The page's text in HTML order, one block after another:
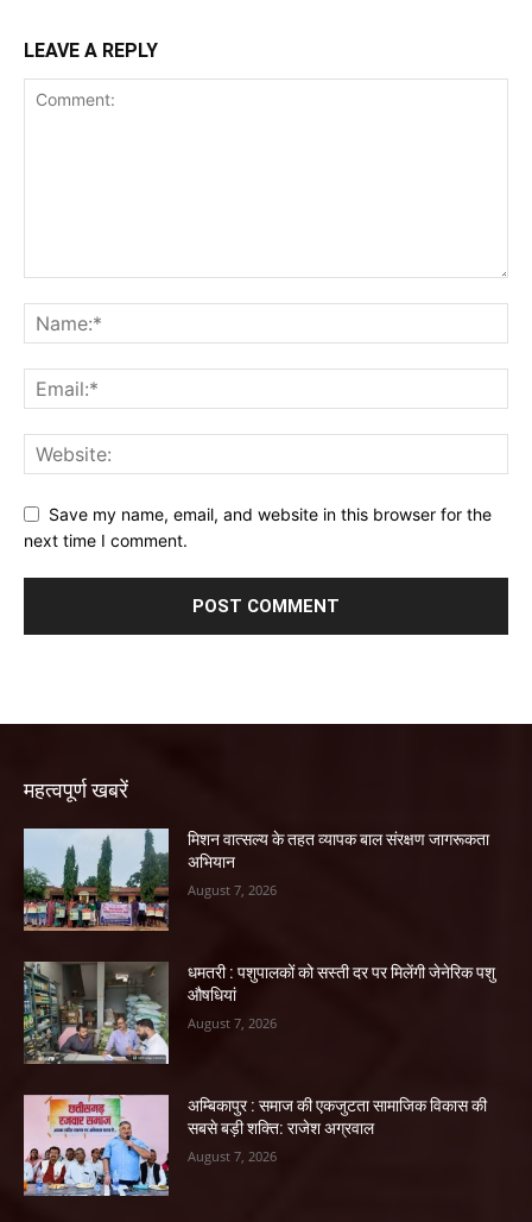
LEAVE A REPLY
Save my name, email, and website in this browser for the
next time I comment.
महत्वपूर्ण खबरें
मिशन वात्सल्य के तहत व्यापक बाल संरक्षण जागरूकता
अभियान
August 7, 2026
धमतरी : पशुपालकों को सस्ती दर पर मिलेंगी जेनेरिक पशु
औषधियां
August 7, 2026
अम्बिकापुर : समाज की एकजुटता सामाजिक विकास की
सबसे बड़ी शक्ति: राजेश अग्रवाल
August 7, 2026